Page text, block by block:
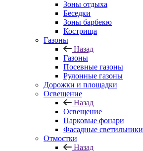
Зоны отдыха
Беседки
Зоны барбекю
Кострища
Газоны
Назад
Газоны
Посевные газоны
Рулонные газоны
Дорожки и площадки
Освещение
Назад
Освещение
Парковые фонари
Фасадные светильники
Отмостки
Назад